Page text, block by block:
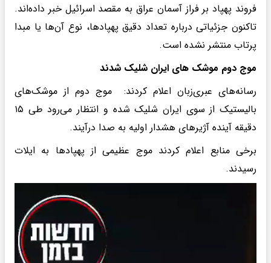
فروند پهپاد بر فراز آسمان عراق به مقصد اسرائیل خبر داده‌اند.
تاکنون جزئیاتی درباره تعداد دقیق پهپادها، نوع آن‌ها یا مبدا
پرتاب منتشر نشده است.
موج دوم موشک های ایران شلیک شدند
رسانه‌های عبری‌زبان اعلام کردند: موج دوم از موشک‌های
بالیستیک از سوی ایران شلیک شده و انتظار می‌رود طی ۱۵
دقیقه آینده آژیرهای هشدار اولیه به صدا درآیند.
برخی منابع اعلام کردند موج عظیمی از پهپادها به ایلات
رسیدند.